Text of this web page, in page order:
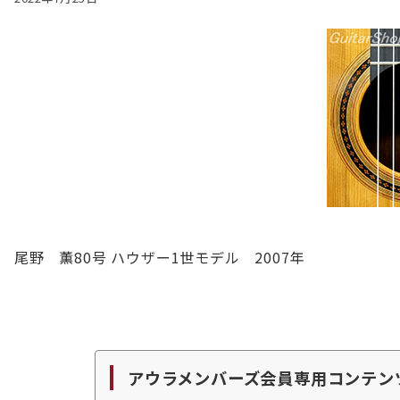
尾野 薫80号 ハウザー1世モデル 2007年
アウラメンバーズ会員専用コンテン